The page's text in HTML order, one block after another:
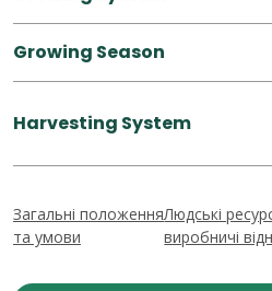
Growing Season
Harvesting System
Загальні положення
та умови
Людські
виробничі